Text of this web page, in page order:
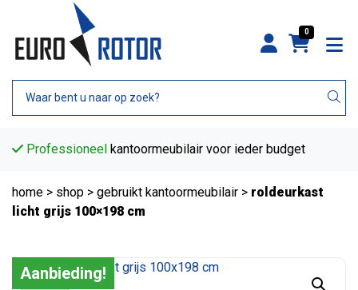
0
Professioneel kantoormeubilair voor ieder budget
home > shop > gebruikt kantoormeubilair > roldeurkast
licht grijs 100×198 cm
Aanbieding!
B-keus